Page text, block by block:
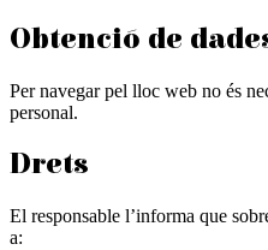
Obtenció de
Per navegar pel lloc web no és
personal.
Drets
El responsable l’informa que
a: